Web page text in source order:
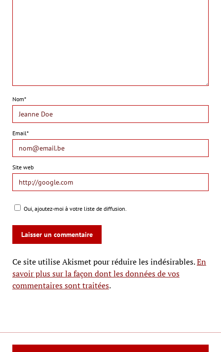
Nom*
Email*
Site web
Oui, ajoutez-moi à votre liste de diffusion.
Ce site utilise Akismet pour réduire les indésirables.En
savoir plus sur la façon dont les données de vos
commentaires sont traitées.